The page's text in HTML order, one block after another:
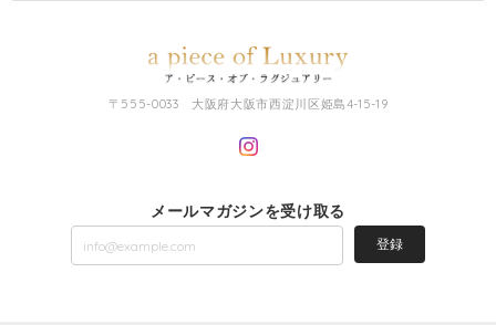
〒555-0033 大阪府大阪市西淀川区姫島4-15-19
メールマガジンを受け取る
登録